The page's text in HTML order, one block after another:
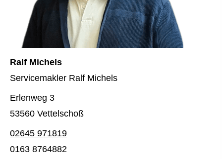
Ralf Michels
Servicemakler Ralf Michels
Erlenweg 3
53560 Vettelschoß
02645 971819
0163 8764882